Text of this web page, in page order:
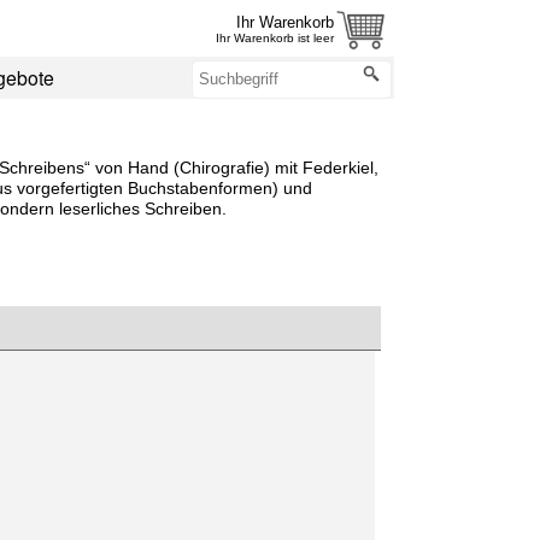
Ihr Warenkorb
Ihr Warenkorb ist leer
von Hand (Chirografie) mit Federkiel,
vorgefertigten Buchstabenformen) und
leserliches Schreiben.